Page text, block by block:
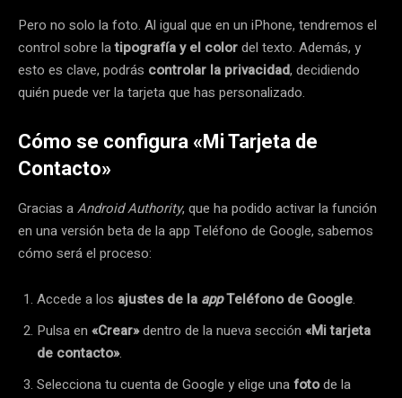
Pero no solo la foto. Al igual que en un iPhone, tendremos el
control sobre latipografía y el colordel texto. Además, y
esto es clave, podrás controlar la privacidad, decidiendo
quién puede ver la tarjeta que has personalizado.
Cómo se configura «Mi Tarjeta de
Contacto»
Gracias aAndroid Authority, que ha podido activar la función
en una versión beta de la app Teléfono de Google, sabemos
cómo será el proceso:
Accede a los ajustes de la appTeléfono de Google.
Pulsa en «Crear»dentro de la nueva sección «Mi tarjeta
de contacto».
Selecciona tu cuenta de Google y elige unafotode la